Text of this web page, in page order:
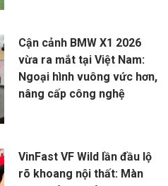
Cận cảnh BMW X1 2026
vừa ra mắt tại Việt Nam:
Ngoại hình vuông vức hơn,
nâng cấp công nghệ
VinFast VF Wild lần đầu lộ
rõ khoang nội thất: Màn